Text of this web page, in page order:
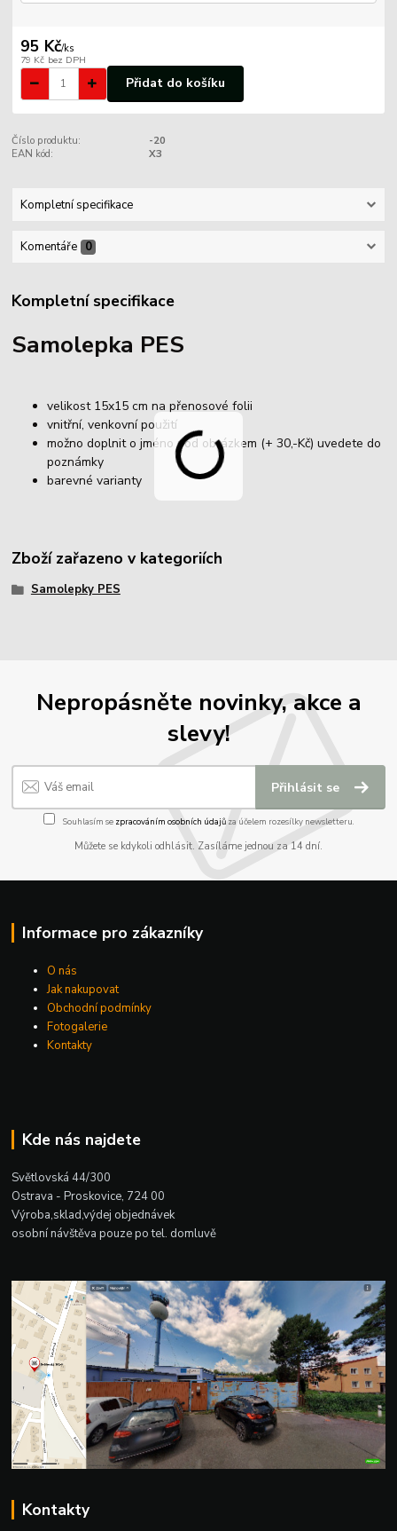
95 Kč/ks
79 Kč bez DPH
Přidat do košíku
Číslo produktu:
-20
EAN kód:
X3
Kompletní specifikace
Komentáře 0
Kompletní specifikace
Samolepka PES
velikost 15x15 cm na přenosové folii
vnitřní, venkovní použití
možno doplnit o jméno pod obrázkem (+ 30,-Kč) uvedete do
poznámky
barevné varianty
Zboží zařazeno v kategoriích
Samolepky PES
Nepropásněte novinky, akce a
slevy!
Přihlásit se
Souhlasím se zpracováním osobních údajůza účelem rozesílky newsletteru.
Můžete se kdykoli odhlásit. Zasíláme jednou za 14 dní.
Informace pro zákazníky
O nás
Jak nakupovat
Obchodní podmínky
Fotogalerie
Kontakty
Kde nás najdete
Světlovská 44/300
Ostrava - Proskovice, 724 00
Výroba,sklad,výdej objednávek
osobní návštěva pouze po tel. domluvě
Kontakty